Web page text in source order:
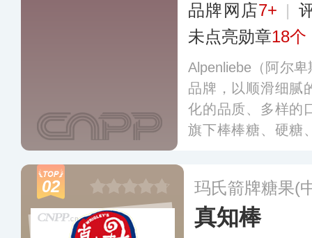
品牌网店7+ |
未点亮勋章18个
Alpenliebe（阿尔
品牌，以顺滑细腻
化的品质、多样的
旗下棒棒糖、硬糖
02 玛氏箭牌糖果(
真知棒